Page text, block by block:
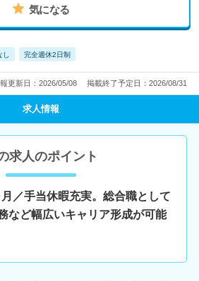
気になる
完全週休2日制
更新日：2026/05/08 掲載終了予定日：2026/08/31
求人情報
求人のポイント
／手当休暇充実。総合職として
など幅広いキャリア形成が可能